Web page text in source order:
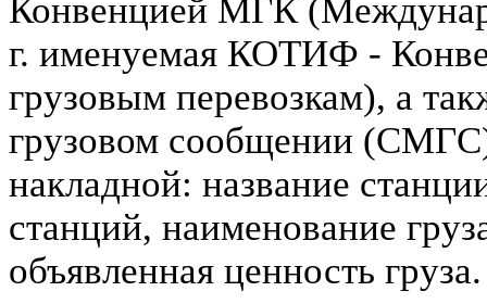
Конвенцией МГК
г. именуемая КОТИФ -
грузовым перевозкам), а
грузовом сообщении
накладной: название
станций, наименование
объявленная ценность груза.